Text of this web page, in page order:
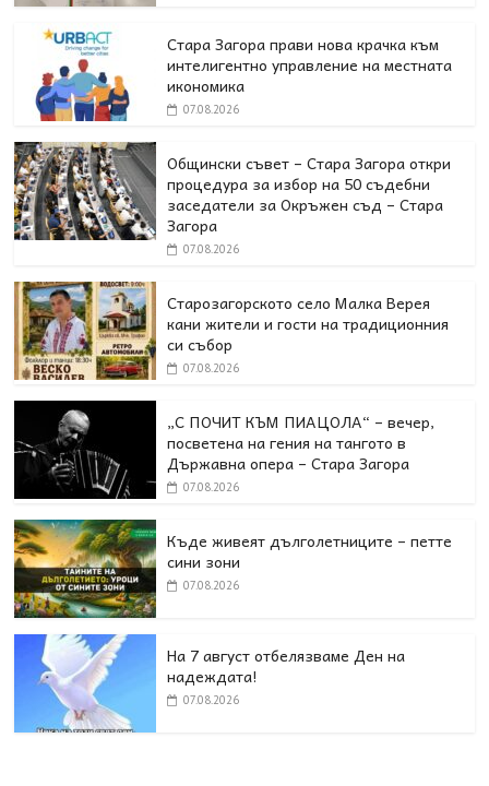
Стара Загора прави нова крачка към
интелигентно управление на местната
икономика
07.08.2026
Общински съвет – Стара Загора откри
процедура за избор на 50 съдебни
заседатели за Окръжен съд – Стара
Загора
07.08.2026
Старозагорското село Малка Верея
кани жители и гости на традиционния
си събор
07.08.2026
„С ПОЧИТ КЪМ ПИАЦОЛА“ – вечер,
посветена на гения на тангото в
Държавна опера – Стара Загора
07.08.2026
Къде живеят дълголетниците – петте
сини зони
07.08.2026
На 7 август отбелязваме Ден на
надеждата!
07.08.2026